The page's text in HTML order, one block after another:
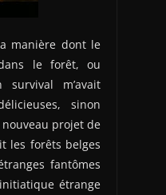
manière dont le
le forêt, ou
m’avait
sinon
nouveau projet de
les forêts belges
fantômes
étrange